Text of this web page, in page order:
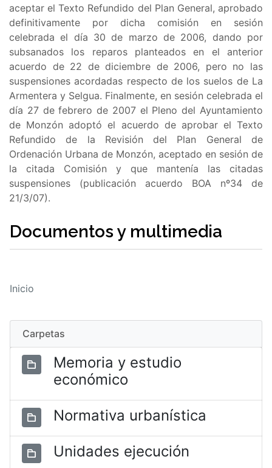
aceptar el Texto Refundido del Plan General, aprobado
definitivamente por dicha comisión en sesión
celebrada el día 30 de marzo de 2006, dando por
subsanados los reparos planteados en el anterior
acuerdo de 22 de diciembre de 2006, pero no las
suspensiones acordadas respecto de los suelos de La
Armentera y Selgua. Finalmente, en sesión celebrada el
día 27 de febrero de 2007 el Pleno del Ayuntamiento
de Monzón adoptó el acuerdo de aprobar el Texto
Refundido de la Revisión del Plan General de
Ordenación Urbana de Monzón, aceptado en sesión de
la citada Comisión y que mantenía las citadas
suspensiones (publicación acuerdo BOA nº34 de
21/3/07).
Documentos y multimedia
Inicio
Carpetas
Memoria y estudio
económico
Normativa urbanística
Unidades ejecución